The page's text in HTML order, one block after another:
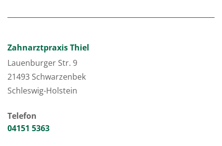
Zahnarztpraxis Thiel
Lauenburger Str. 9
21493 Schwarzenbek
Schleswig-Holstein
Telefon
04151 5363